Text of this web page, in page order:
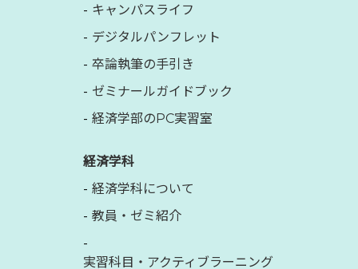
キャンパスライフ
デジタルパンフレット
卒論執筆の手引き
ゼミナールガイドブック
経済学部のPC実習室
経済学科
経済学科について
教員・ゼミ紹介
実習科目・アクティブラーニング